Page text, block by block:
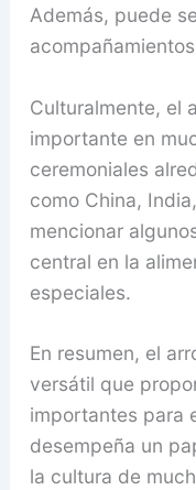
Además, puede
Culturalmente, el
importante en
ceremoniales
como China,
mencionar
central en la
especiales.
En resumen, el
versátil que
importantes para
desempeña un
la cultura de